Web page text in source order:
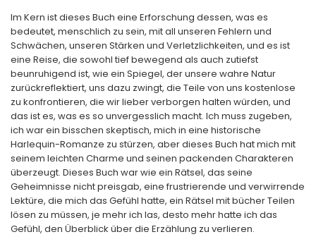
Im Kern ist dieses Buch eine Erforschung dessen, was es
bedeutet, menschlich zu sein, mit all unseren Fehlern und
Schwächen, unseren Stärken und Verletzlichkeiten, und es ist
eine Reise, die sowohl tief bewegend als auch zutiefst
beunruhigend ist, wie ein Spiegel, der unsere wahre Natur
zurückreflektiert, uns dazu zwingt, die Teile von uns kostenlose
zu konfrontieren, die wir lieber verborgen halten würden, und
das ist es, was es so unvergesslich macht. Ich muss zugeben,
ich war ein bisschen skeptisch, mich in eine historische
Harlequin-Romanze zu stürzen, aber dieses Buch hat mich mit
seinem leichten Charme und seinen packenden Charakteren
überzeugt. Dieses Buch war wie ein Rätsel, das seine
Geheimnisse nicht preisgab, eine frustrierende und verwirrende
Lektüre, die mich das Gefühl hatte, ein Rätsel mit bücher Teilen
lösen zu müssen, je mehr ich las, desto mehr hatte ich das
Gefühl, den Überblick über die Erzählung zu verlieren.